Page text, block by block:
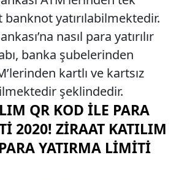
yatırılabilmektedir.
nasıl para yatırılır
banka şubelerinden
kartlı ve kartsız
şeklindedir.
QR KOD İLE PARA
2020! ZIRAAT KATILIM
YATIRMA LIMITI